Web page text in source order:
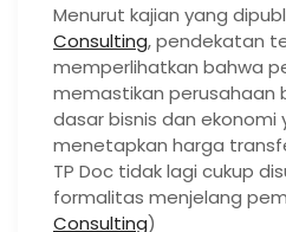
Menurut kajian yang
Consulting, pendekatan
memperlihatkan bahwa
memastikan perusahaan
dasar bisnis dan ekonomi
menetapkan harga
TP Doc tidak lagi cukup
formalitas menjelang
Consulting)